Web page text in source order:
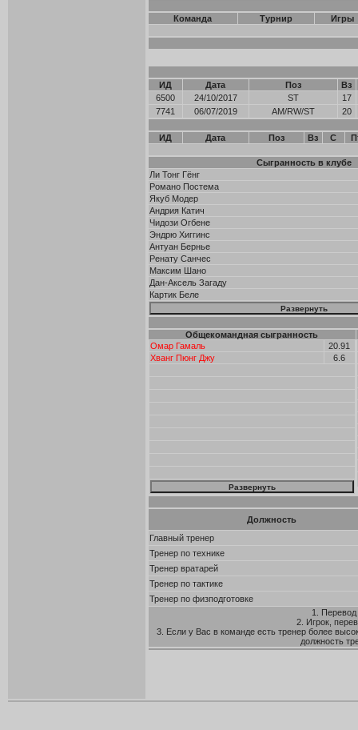
Команда Турнир Игры
ИД Дата Поз
Вз
6500
24/10/2017 ST
17
7741
06/07/2019 AM/RW/ST 20
ИД Дата Поз Вз С
Сыгранность в клубе
Ли Тонг Гёнг
Романо Постема
Якуб Модер
Андрия Катич
Чидози Огбене
Эндрю Хиггинс
Антуан Бернье
Ренату Санчес
Максим Шано
Дан-Аксель Загаду
Картик Беле
Общекомандная сыгранность
Омар Гамаль
20.91
Хванг Пюнг Джу
6.6
Должность
Главный тренер
Тренер по технике
Тренер вратарей
Тренер по тактике
Тренер по физподготовке
1. Перевод
2. Игрок,
3. Если у Вас в команде есть тренер более
должность